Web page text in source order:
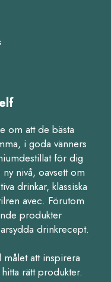
om att de bästa
i goda vänners
för dig
nivå, oavsett om
drinkar, klassiska
avec. Förutom
produkter
drinkrecept.
att inspirera
rätt produkter.